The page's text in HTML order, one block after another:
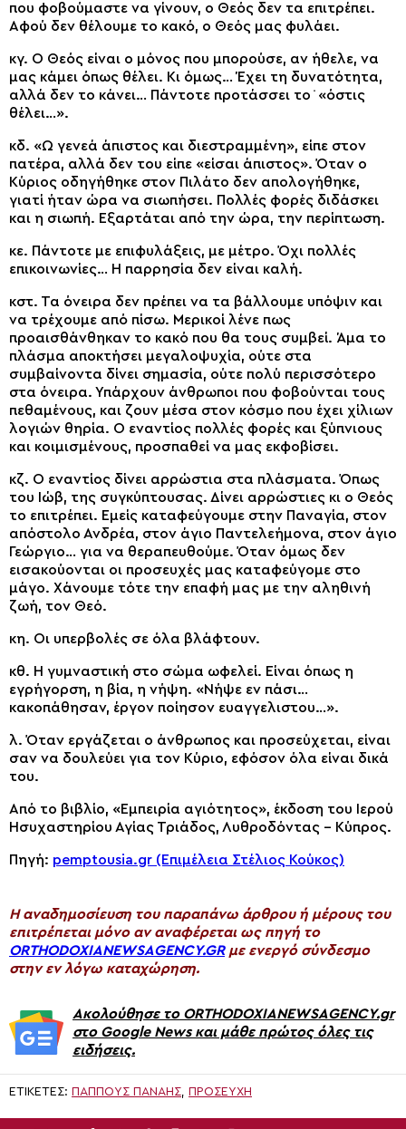
που φοβούμαστε να γίνουν, ο Θεός δεν τα επιτρέπει.
Αφού δεν θέλουμε το κακό, ο Θεός μας φυλάει.
κγ. Ο Θεός είναι ο μόνος που μπορούσε, αν ήθελε, να
μας κάμει όπως θέλει. Κι όμως… Έχει τη δυνατότητα,
αλλά δεν το κάνει… Πάντοτε προτάσσει το ̇ «όστις
θέλει…».
κδ. «Ω γενεά άπιστος και διεστραμμένη», είπε στον
πατέρα, αλλά δεν του είπε «είσαι άπιστος». Όταν ο
Κύριος οδηγήθηκε στον Πιλάτο δεν απολογήθηκε,
γιατί ήταν ώρα να σιωπήσει. Πολλές φορές διδάσκει
και η σιωπή. Εξαρτάται από την ώρα, την περίπτωση.
κε. Πάντοτε με επιφυλάξεις, με μέτρο. Όχι πολλές
επικοινωνίες… Η παρρησία δεν είναι καλή.
κστ. Τα όνειρα δεν πρέπει να τα βάλλουμε υπόψιν και
να τρέχουμε από πίσω. Μερικοί λένε πως
προαισθάνθηκαν το κακό που θα τους συμβεί. Άμα το
πλάσμα αποκτήσει μεγαλοψυχία, ούτε στα
συμβαίνοντα δίνει σημασία, ούτε πολύ περισσότερο
στα όνειρα. Υπάρχουν άνθρωποι που φοβούνται τους
πεθαμένους, και ζουν μέσα στον κόσμο που έχει χίλιων
λογιών θηρία. Ο εναντίος πολλές φορές και ξύπνιους
και κοιμισμένους, προσπαθεί να μας εκφοβίσει.
κζ. Ο εναντίος δίνει αρρώστια στα πλάσματα. Όπως
του Ιώβ, της συγκύπτουσας. Δίνει αρρώστιες κι ο Θεός
το επιτρέπει. Εμείς καταφεύγουμε στην Παναγία, στον
απόστολο Ανδρέα, στον άγιο Παντελεήμονα, στον άγιο
Γεώργιο… για να θεραπευθούμε. Όταν όμως δεν
εισακούονται οι προσευχές μας καταφεύγομε στο
μάγο. Χάνουμε τότε την επαφή μας με την αληθινή
ζωή, τον Θεό.
κη. Οι υπερβολές σε όλα βλάφτουν.
κθ. Η γυμναστική στο σώμα ωφελεί. Είναι όπως η
εγρήγορση, η βία, η νήψη. «Νήψε εν πάσι…
κακοπάθησαν, έργον ποίησον ευαγγελιστου…».
λ. Όταν εργάζεται ο άνθρωπος και προσεύχεται, είναι
σαν να δουλεύει για τον Κύριο, εφόσον όλα είναι δικά
του.
Από το βιβλίο, «Εμπειρία αγιότητος», έκδοση του Ιερού
Ησυχαστηρίου Αγίας Τριάδος, Λυθροδόντας – Κύπρος.
Πηγή: pemptousia.gr (Επιμέλεια Στέλιος Κούκος)
H αναδημοσίευση του παραπάνω άρθρου ή μέρους του
επιτρέπεται μόνο αν αναφέρεται ως πηγή το
ORTHODOXIANEWSAGENCY.GRμε ενεργό σύνδεσμο
στην εν λόγω καταχώρηση.
Ακολούθησε το ORTHODOXIANEWSAGENCY.gr
στο Google News και μάθε πρώτος όλες τις
ειδήσεις.
ΕΤΙΚΈΤΕΣ: ΠΑΠΠΟΎΣ ΠΑΝΑΉΣ, ΠΡΟΣΕΥΧΗ